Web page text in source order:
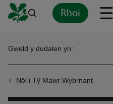
Rhoi
Nôl i Tŷ Mawr Wybrnant
Gweld y dudalen yn: